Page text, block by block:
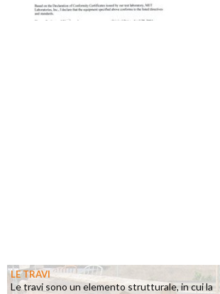
LE TRAVI
Le travi sono un elemento strutturale, in cui la